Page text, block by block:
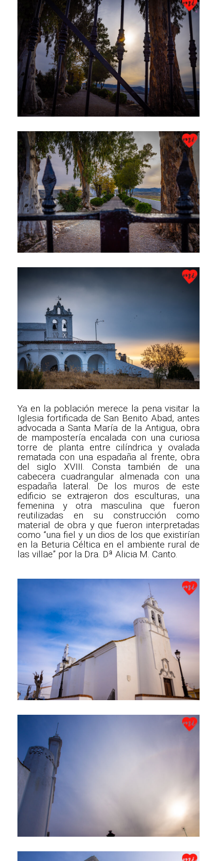
Ya en la población merece la pena visitar la
Iglesia fortificada de San Benito Abad, antes
advocada a Santa María de la Antigua, obra
de mampostería encalada con una curiosa
torre de planta entre cilíndrica y ovalada
rematada con una espadaña al frente, obra
del siglo XVIII. Consta también de una
cabecera cuadrangular almenada con una
espadaña lateral. De los muros de este
edificio se extrajeron dos esculturas, una
femenina y otra masculina que fueron
reutilizadas en su construcción como
material de obra y que fueron interpretadas
como “una fiel y un dios de los que existirían
en la Beturia Céltica en el ambiente rural de
las villae” por la Dra. Dª Alicia M. Canto.